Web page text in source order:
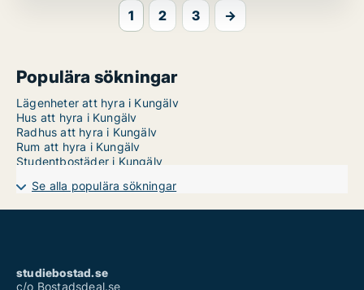
1 2 3 →
Populära sökningar
Lägenheter att hyra i Kungälv
Hus att hyra i Kungälv
Radhus att hyra i Kungälv
Rum att hyra i Kungälv
Studentbostäder i Kungälv
Se alla populära sökningar
studiebostad.se
c/o Bostadsdeal.se